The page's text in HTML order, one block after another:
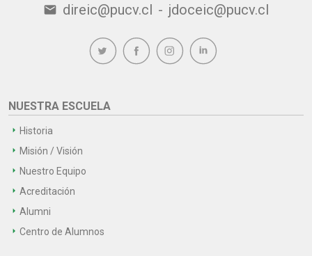
email direic@pucv.cl - jdoceic@pucv.cl
NUESTRA ESCUELA
Historia
Misión / Visión
Nuestro Equipo
Acreditación
Alumni
Centro de Alumnos